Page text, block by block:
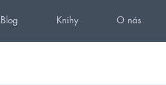
Blog Knihy O nás